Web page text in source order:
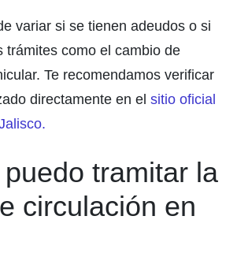
variar si se tienen adeudos o si
trámites como el cambio de
Te recomendamos verificar
directamente en el sitio oficial
tramitar la
circulación en